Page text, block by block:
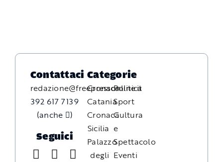
Contattaci
redazione@freepressonline.it
392 617 7139
(anche
)
Seguici
Categorie
Cronaca
Catania
Cronaca
Sicilia
Palazzo
degli
Politica
Sport
Cultura
e
Spettacolo
Eventi